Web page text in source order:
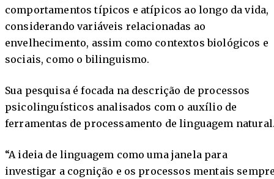
comportamentos típicos e atípicos ao longo da vida,
considerando variáveis relacionadas ao
envelhecimento, assim como contextos biológicos e
sociais, como o bilinguismo.
Sua pesquisa é focada na descrição de processos
psicolinguísticos analisados com o auxílio de
ferramentas de processamento de linguagem
“A ideia de linguagem como uma janela para
investigar a cognição e os processos mentais